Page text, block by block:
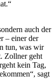
auch der
– einer der
tun, was wir
Zollner geht
kein Tag,
sagt